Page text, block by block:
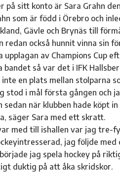
på sitt konto är Sara Grahn
som är född i Örebro och
Gävle och Brynäs till
redan också hunnit vinna
upplagan av Champions Cup
bandet så var det i IFK
en plats mellan stolparna
stod i mål första gången
sedan när klubben hade köpt
säger Sara med ett skratt.
med till ishallen var jag tre-
jag följde
jag spela hockey på
duktig på att åka skridskor.